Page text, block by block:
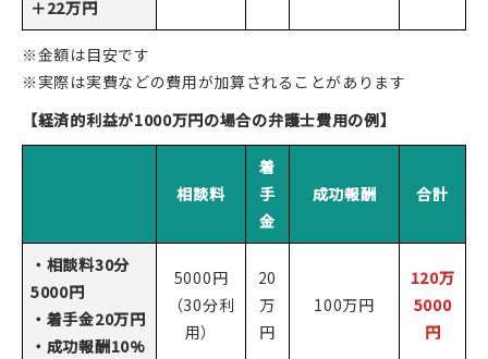
＋22万円
※金額は目安です
※実際は実費などの費用が加算されることがあります
【経済的利益が1000万円の場合の弁護士費用の例】
相談料
着
手
金
成功報酬 合計
・相談料30分
5000円
・着手金20万円
・成功報酬10%
5000円
（30分利
用）
20
万
円
100万円
120万
5000
円